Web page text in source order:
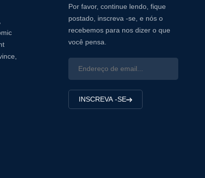
Por favor, continue lendo, fique
postado, inscreva -se, e nós o
recebemos para nos dizer o que
você pensa.
INSCREVA -SE